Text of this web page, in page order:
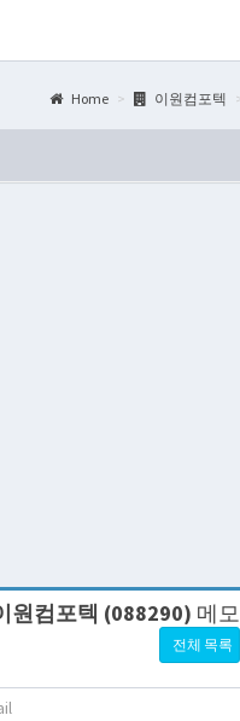
Home 이원컴포텍
원컴포텍 (088290) 메모
전체 목록